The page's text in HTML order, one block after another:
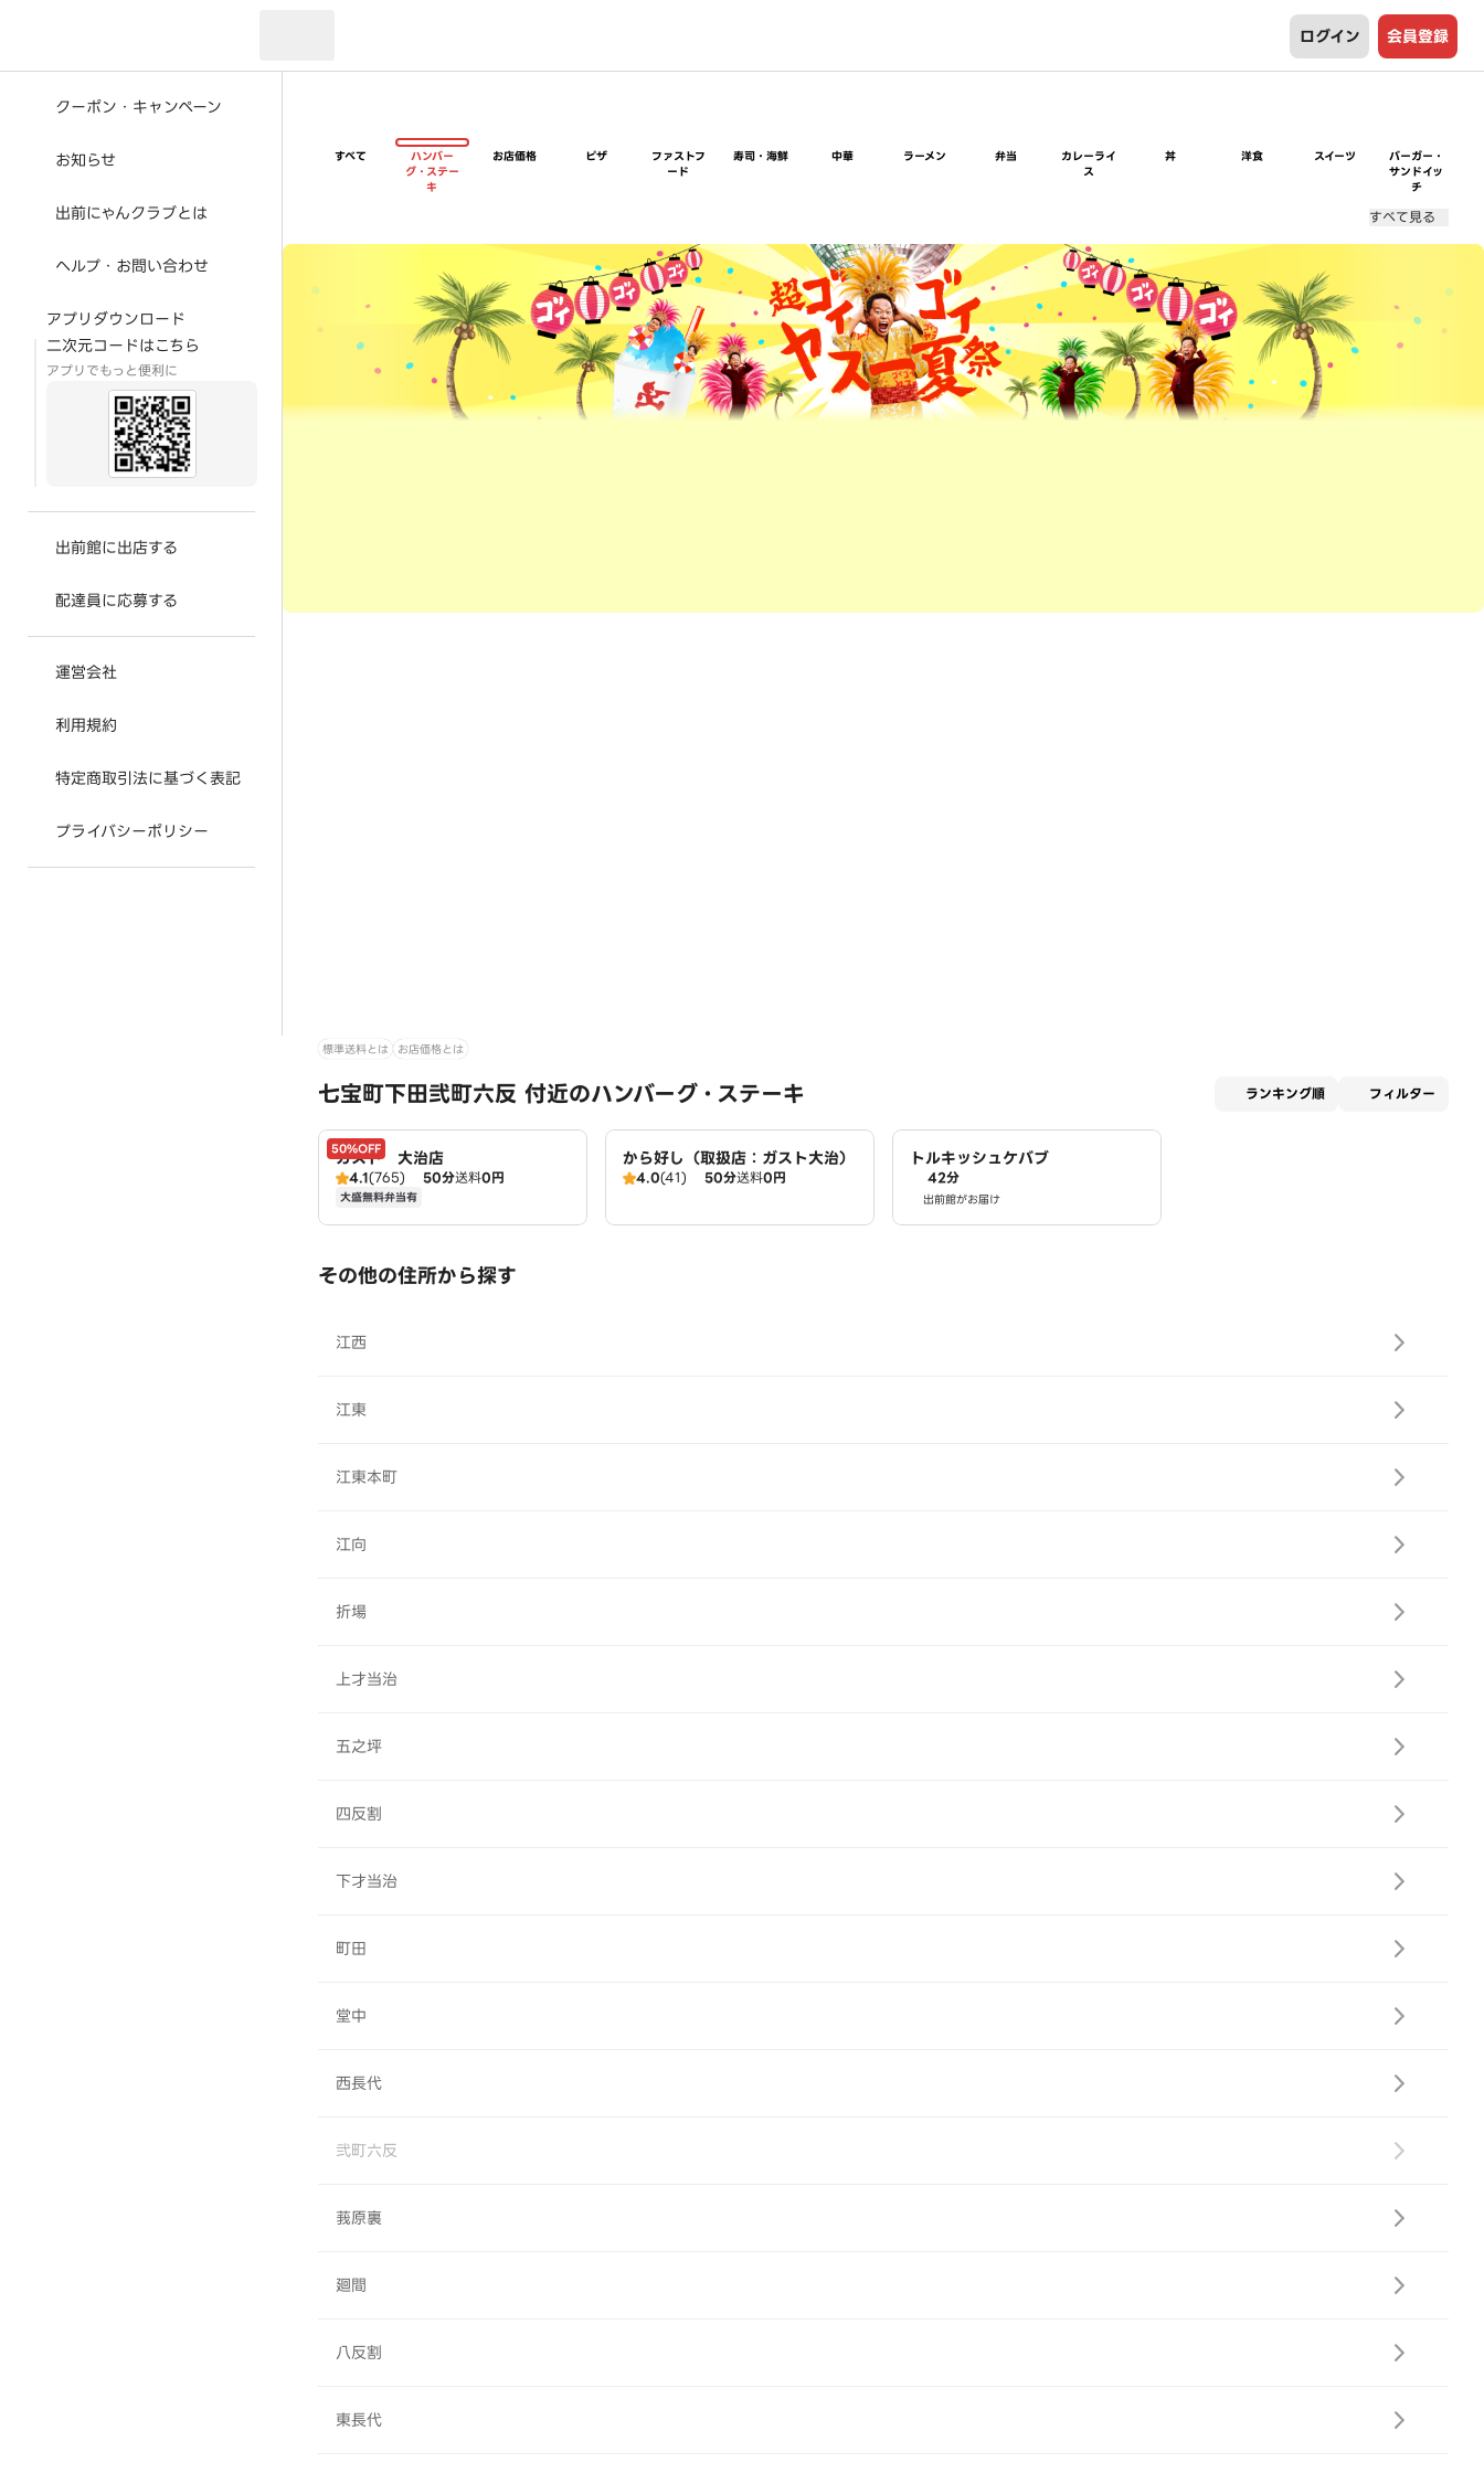
ログイン 会員登録
クーポン・キャンペーン
お知らせ
出前にゃんクラブとは
ヘルプ・お問い合わせ
アプリダウンロード
二次元コードはこちら
アプリでもっと便利に
出前館に出店する
配達員に応募する
運営会社
利用規約
特定商取引法に基づく表記
プライバシーポリシー
すべて
ハンバー
グ・ステー
キ
お店価格 ピザ
ファストフ
ード
寿司・海鮮 中華 ラーメン 弁当
カレーライ
ス
丼 洋食 スイーツ
バーガー・
サンドイッ
チ
すべて見る
超ゴイゴイヤスー夏祭
標準送料とは お店価格とは
七宝町下田弐町六反 付近のハンバーグ・ステーキ ランキング順 フィルター
50%OFF
ガスト 大治店
4.1(765) 50分送料0円
大盛無料弁当有
から好し（取扱店：ガスト大治）
4.0(41) 50分送料0円
トルキッシュケバブ
42分
出前館がお届け
その他の住所から探す
江西
江東
江東本町
江向
折場
上才当治
五之坪
四反割
下才当治
町田
堂中
西長代
弐町六反
莪原裏
廻間
八反割
東長代